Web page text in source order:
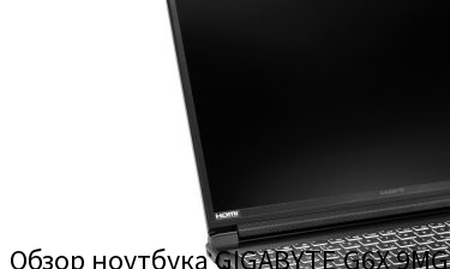
Обзор ноутбука GIGABYTE G6X 9MG